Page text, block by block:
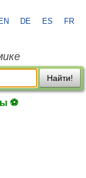
EN DE ES FR
Найти!
⚽